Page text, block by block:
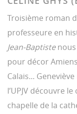
Troisième roman
professeure en
Jean-Baptistenous
pour décor
Calais...
l’UPJV découvre
chapelle de la